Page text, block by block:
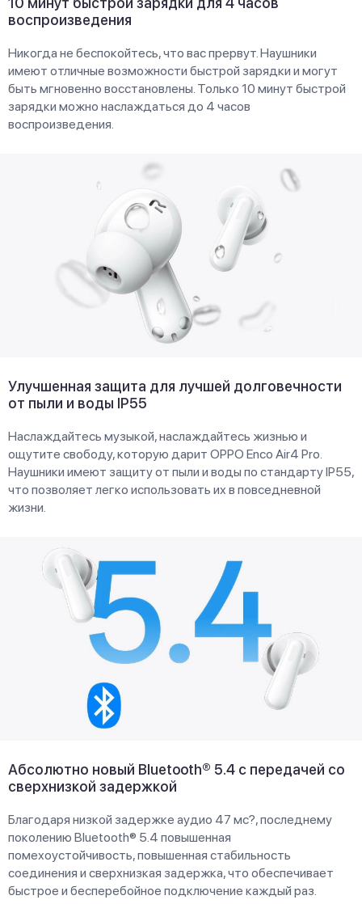
воспроизведения
Никогда не беспокойтесь, что вас прервут. Наушники
имеют отличные возможности быстрой зарядки и могут
быть мгновенно восстановлены. Только 10 минут быстрой
зарядки можно наслаждаться до 4 часов
воспроизведения.
Улучшенная защита для лучшей долговечности
от пыли и воды IP55
Наслаждайтесь музыкой, наслаждайтесь жизнью и
ощутите свободу, которую дарит OPPO Enco Air4 Pro.
Наушники имеют защиту от пыли и воды по стандарту IP55,
что позволяет легко использовать их в повседневной
жизни.
Абсолютно новый Bluetooth® 5.4 с передачей со
сверхнизкой задержкой
Благодаря низкой задержке аудио 47 мс?, последнему
поколению Bluetooth® 5.4 повышенная
помехоустойчивость, повышенная стабильность
соединения и сверхнизкая задержка, что обеспечивает
быстрое и бесперебойное подключение каждый раз.